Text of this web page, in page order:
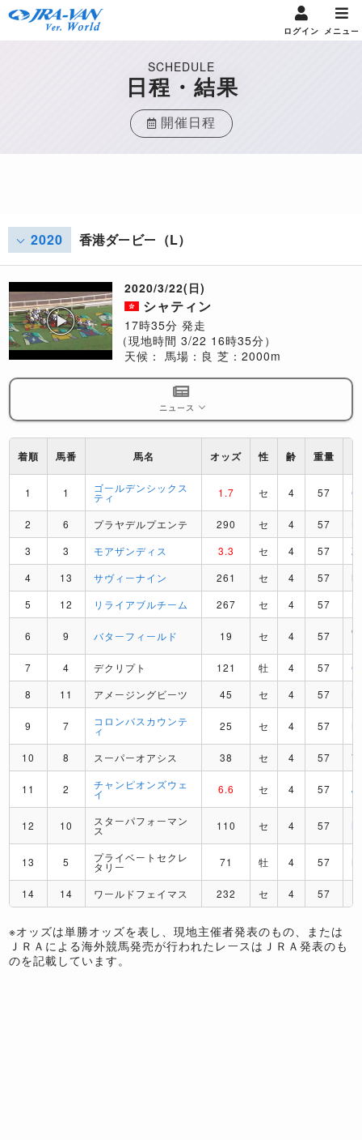
ログイン メニュー
SCHEDULE
日程・結果
開催日程
2020 香港ダービー（L）
2020/3/22(日)
シャティン
17時35分 発走
（現地時間 3/22 16時35分）
天候： 馬場：良 芝：2000m
ニュース
着順 馬番 馬名 オッズ 性 齢 重量
1 1 ゴールデンシックス
ティ 1.7 セ 4 57 C
2 6 プラヤデルプエンテ 290 セ 4 57
3
3 モアザンディス 3.3 セ 4 57
Z
4
13 サヴィーナイン 261 セ 4 57
5
12 リライアブルチーム 267 セ 4 57
6 9 バターフィールド 19 セ 4 57 G
7
4 デクリプト 121 牡 4 57
C
8
11 アメージングビーツ 45 セ 4 57
9 7 コロンバスカウンテ
ィ 25 セ 4 57
10 8 スーパーオアシス 38 セ 4 57 V
11 2 チャンピオンズウェ
イ 6.6 セ 4 57 J
12 10 スターパフォーマン
ス 110 セ 4 57
13 5 プライベートセクレ
タリー 71 牡 4 57
14 14 ワールドフェイマス 232 セ 4 57
※オッズは単勝オッズを表し、現地主催者発表のもの、または
ＪＲＡによる海外競馬発売が行われたレースはＪＲＡ発表のも
のを記載しています。